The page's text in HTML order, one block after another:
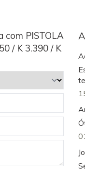
com PISTOLA
/ K 3.390 / K